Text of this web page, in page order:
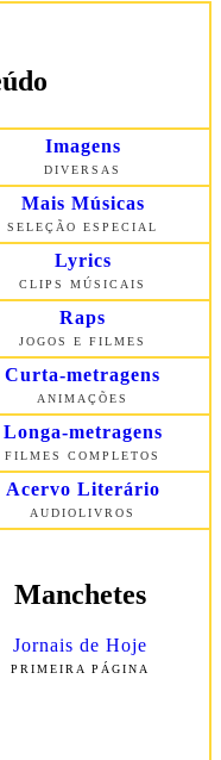
Imagens
DIVERSAS
Mais Músicas
SELEÇÃO ESPECIAL
Lyrics
CLIPS MÚSICAIS
Raps
JOGOS E FILMES
Curta-metragens
ANIMAÇÕES
Longa-metragens
FILMES COMPLETOS
Acervo Literário
AUDIOLIVROS
Manchetes
Jornais de Hoje
PRIMEIRA PÁGINA